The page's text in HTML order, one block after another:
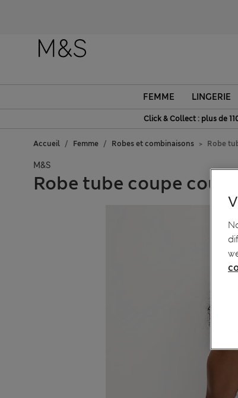
FEMME LINGERIE
Click & Collect : plus de
Accueil Femme Robes et combinaisons Robe
M&S
Robe tube coupe